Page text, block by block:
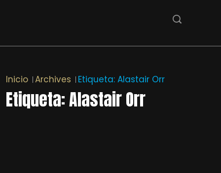
Inicio Archives Etiqueta: Alastair Orr
Etiqueta:Alastair Orr